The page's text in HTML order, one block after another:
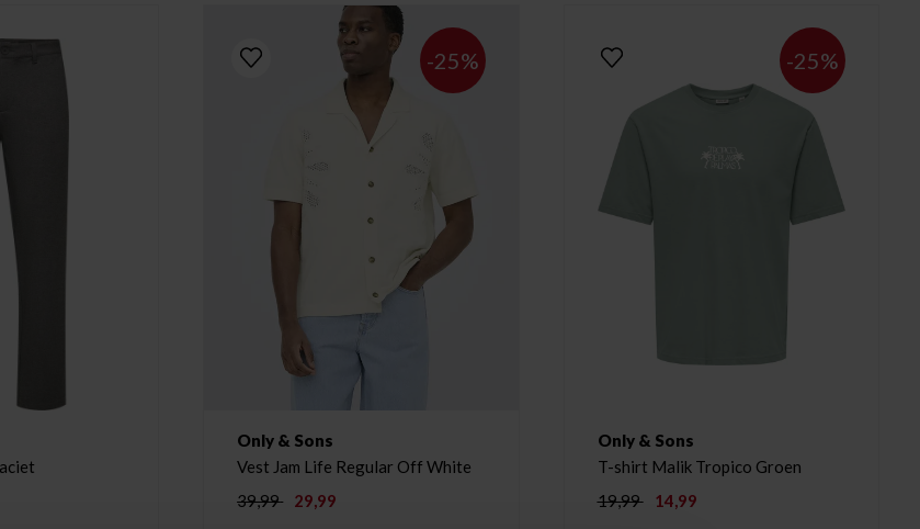
Antraciet
-25%
Only & Sons
Vest Jam Life Regular Off White
39,99
29,99
-25%
Only & Sons
T-shirt Malik Tropico Groen
19,99
14,99